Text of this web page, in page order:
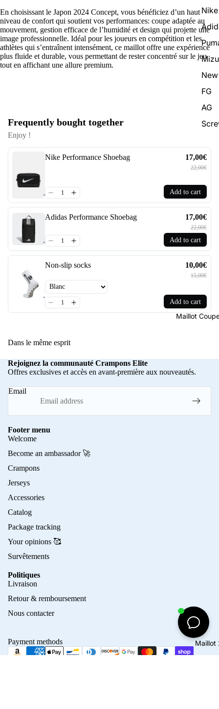
Nike
FG
AG
Maillot
En choisissant le Japon 2024 Concept, vous bénéficiez d’un haut
niveau de confort qui soutient vos performances: coupe adaptée au
mouvement, gestion efficace de l’humidité et design qui projette une
image professionnelle. Idéal pour les joueurs en compétition et les
athlètes qui s’entraînent intensément, ce maillot offre une expérience
plus fluide et durable, vous permettant de rester concentré sur le jeu
tout en affichant une allure premium.
Frequently bought together
Enjoy !
Nike Performance Shoebag 17,00€
22,00€
Add to cart
Adidas Performance Shoebag 17,00€
22,00€
Add to cart
Non-slip socks 10,00€
15,00€
Add to cart
Dans le même esprit
Rejoignez la communauté Crampons Elite
Offres exclusives et accès en avant-première aux nouveautés.
Email
Footer menu
Welcome
Become an ambassador 🚀
Crampons
Jerseys
Accessories
Catalog
Package tracking
Your opinions 🥰
Survêtements
Politiques
Livraison
Retour & remboursement
Nous contacter
Payment methods
Terms of sale